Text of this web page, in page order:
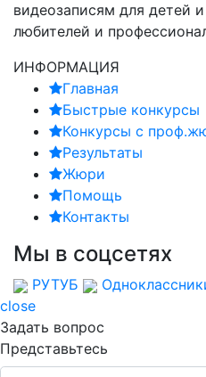
видеозаписям для детей
любителей и
ИНФОРМАЦИЯ
Главная
Быстрые конкурсы
Конкурсы с
Результаты
Жюри
Помощь
Контакты
Мы в соцсетях
РУТУБ
close
Задать вопрос
Представьтесь